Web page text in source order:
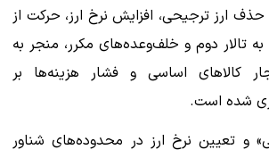
ارز ترجیحی، افزایش نرخ ارز، حرکت از
به تالار دوم و خلف‌وعده‌های مکرر، منجر به
کالاهای اساسی و فشار هزینه‌ها بر
شده است.
و تعیین نرخ ارز در محدوده‌های شناور